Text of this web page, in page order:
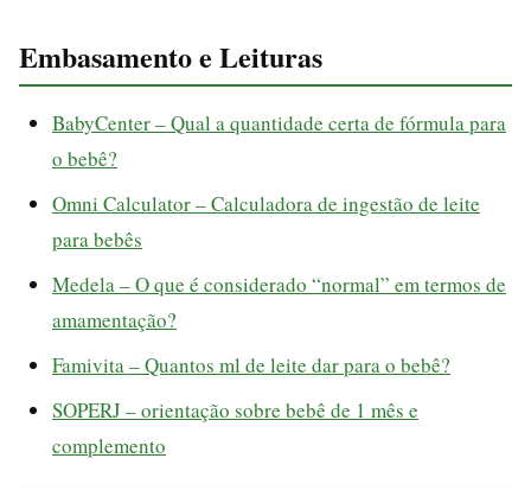
Embasamento e Leituras
BabyCenter – Qual a quantidade certa de fórmula para
o bebê?
Omni Calculator – Calculadora de ingestão de leite
para bebês
Medela – O que é considerado “normal” em termos de
amamentação?
Famivita – Quantos ml de leite dar para o bebê?
SOPERJ – orientação sobre bebê de 1 mês e
complemento